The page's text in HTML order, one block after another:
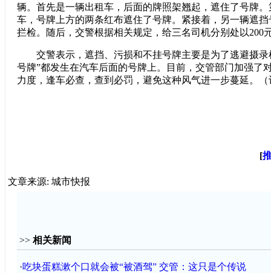
辆。首先是一辆出租车，后面的牌照架翘起，遮住了号牌
车，号牌上方的两条红布遮住了号牌。紧接着，另一辆遮
拦检。随后，交警根据相关规定，给三名司机分别处以200
交警表示，遮挡、污损和不挂号牌主要是为了逃避摄录
号牌”都发生在汽车后面的号牌上。目前，交管部门加强了
力度，逢车必查，查到必罚，避免这种风气进一步蔓延。
[
文章来源: 城市快报
>> 相关新闻
·吃块蛋糕漱个口就会被“被酒驾” 交管：这只是个传说